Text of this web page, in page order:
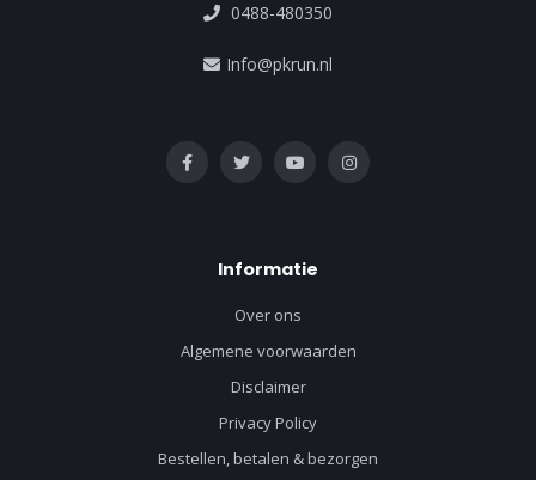
0488-480350
Info@pkrun.nl
Informatie
Over ons
Algemene voorwaarden
Disclaimer
Privacy Policy
Bestellen, betalen & bezorgen